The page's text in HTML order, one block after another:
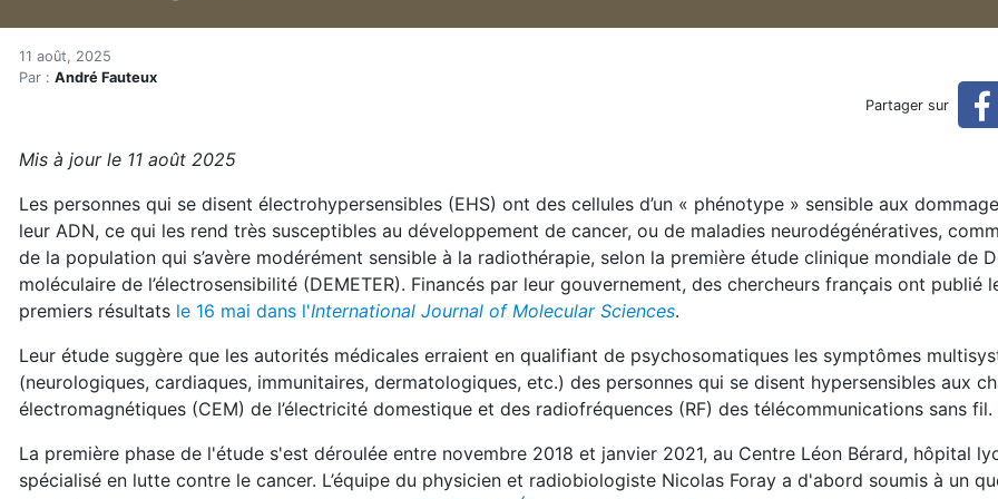
Accueil
En kiosque!
Les électrohypersensibles plus vulnérables au cancer
11 août, 2025
Par : André Fauteux
Partager sur
Mis à jour le 11 août 2025
Les personnes qui se disent électrohypersensibles (EHS) ont des cellules d’un « phénotype » sensible aux
leur ADN, ce qui les rend très susceptibles au développement de cancer, ou de maladies neurodégénératives,
de la population qui s’avère modérément sensible à la radiothérapie, selon la première étude clinique mondiale de
moléculaire de l’électrosensibilité (DEMETER). Financés par leur gouvernement, des chercheurs français ont publié
premiers résultats le 16 mai dans l'International Journal of Molecular Sciences.
Leur étude suggère que les autorités médicales erraient en qualifiant de psychosomatiques les symptômes
(neurologiques, cardiaques, immunitaires, dermatologiques, etc.) des personnes qui se disent hypersensibles aux
électromagnétiques (CEM) de l’électricité domestique et des radiofréquences (RF) des télécommunications sans fil.
La première phase de l'étude s'est déroulée entre novembre 2018 et janvier 2021, au Centre Léon Bérard, hôpital
spécialisé en lutte contre le cancer. L’équipe du physicien et radiobiologiste Nicolas Foray a d'abord soumis à un